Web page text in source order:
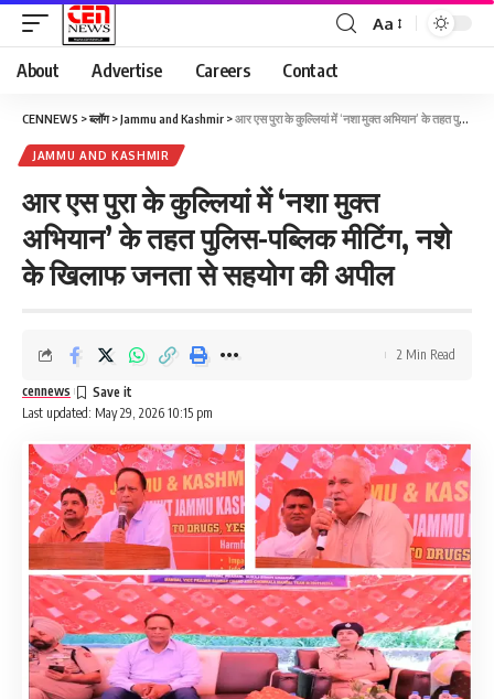
Aa
About Advertise Careers Contact
CENNEWS >ब्लॉग>Jammu and Kashmir >आर एस पुरा के कुल्लियां में ‘नशा मुक्त अभियान’ के तहत पुलिस-पब्लिक मीटिंग, नशे के खिलाफ जनता से सहयोग की अपील
JAMMU AND KASHMIR
आर एस पुरा के कुल्लियां में ‘नशा मुक्त
अभियान’ के तहत पुलिस-पब्लिक मीटिंग, नशे
के खिलाफ जनता से सहयोग की अपील
Last updated: May 29, 2026 10:15 pm
cennews
2 Min Read